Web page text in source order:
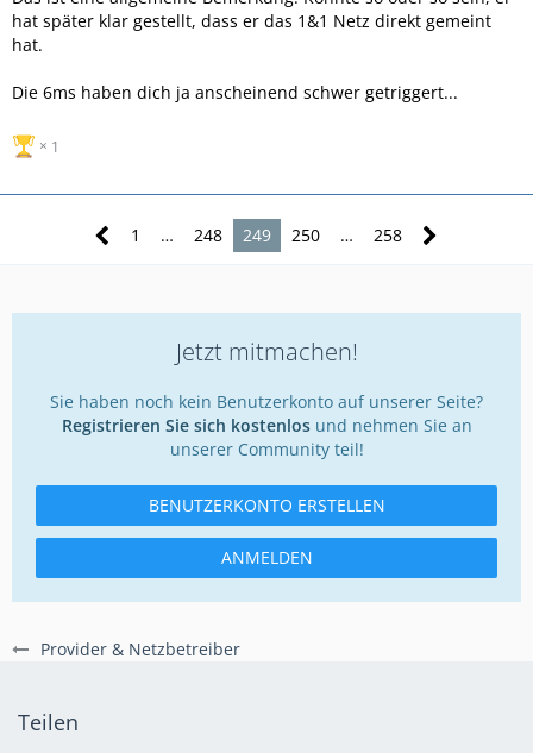
Provider & Netzbetreiber
hat später klar gestellt, dass er das 1&1 Netz direkt gemeint
hat.
Die 6ms haben dich ja anscheinend schwer getriggert...
1
1 … 248 249 250 … 258
Jetzt mitmachen!
Sie haben noch kein Benutzerkonto auf unserer Seite?
Registrieren Sie sich kostenlosund nehmen Sie an
unserer Community teil!
BENUTZERKONTO ERSTELLEN
ANMELDEN
Teilen